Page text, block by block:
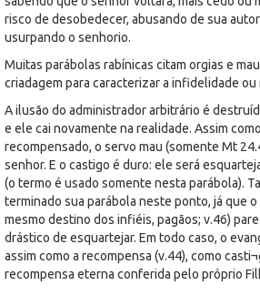
risco de desobedecer, abusando de sua
usurpando o senhorio.
Muitas parábolas rabínicas citam orgias e
criadagem para caracterizar a infidelidade ou
A ilusão do administrador arbitrário é
e ele cai novamente na realidade. Assim
recompensado, o servo mau (somente Mt
senhor. E o castigo é duro: ele será
(o termo é usado somente nesta parábola).
terminado sua parábola neste ponto, já que
mesmo destino dos infiéis, pagãos; v.46)
drástico de esquartejar. Em todo caso, o
assim como a recompensa (v.44), como
recompensa eterna conferida pelo próprio